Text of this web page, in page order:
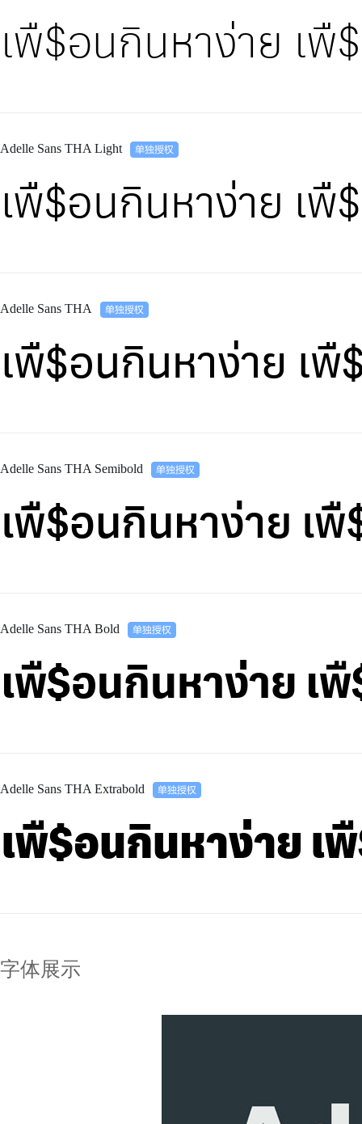
เพื$อนกินหาง่าย เพื
Adelle Sans THA Light
เพื$อนกินหาง่าย เพื
Adelle Sans THA
เพื$อนกินหาง่าย เพื
Adelle Sans THA Semibold
เพื$อนกินหาง่าย เ
Adelle Sans THA Bold
เพื$อนกินหาง่าย เ
Adelle Sans THA Extrabold
เพื$อนกินหาง่าย เ
字体展示